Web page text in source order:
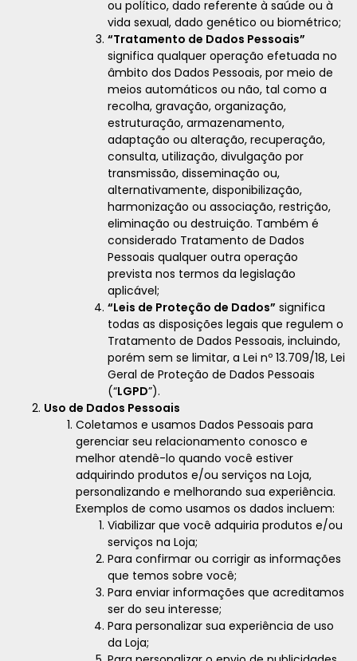
ou político, dado referente à saúde ou à
vida sexual, dado genético ou biométrico;
“Tratamento de Dados Pessoais”
significa qualquer operação efetuada no
âmbito dos Dados Pessoais, por meio de
meios automáticos ou não, tal como a
recolha, gravação, organização,
estruturação, armazenamento,
adaptação ou alteração, recuperação,
consulta, utilização, divulgação por
transmissão, disseminação ou,
alternativamente, disponibilização,
harmonização ou associação, restrição,
eliminação ou destruição. Também é
considerado Tratamento de Dados
Pessoais qualquer outra operação
prevista nos termos da legislação
aplicável;
“Leis de Proteção de Dados” significa
todas as disposições legais que regulem o
Tratamento de Dados Pessoais, incluindo,
porém sem se limitar, a Lei nº 13.709/18, Lei
Geral de Proteção de Dados Pessoais
(“LGPD”).
Uso de Dados Pessoais
Coletamos e usamos Dados Pessoais para
gerenciar seu relacionamento conosco e
melhor atendê-lo quando você estiver
adquirindo produtos e/ou serviços na Loja,
personalizando e melhorando sua experiência.
Exemplos de como usamos os dados incluem:
Viabilizar que você adquiria produtos e/ou
serviços na Loja;
Para confirmar ou corrigir as informações
que temos sobre você;
Para enviar informações que acreditamos
ser do seu interesse;
Para personalizar sua experiência de uso
da Loja;